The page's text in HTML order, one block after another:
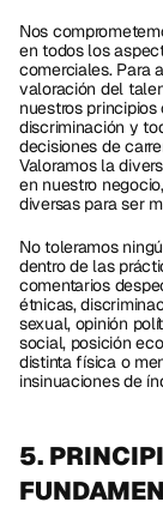
Nos
en todos los
comerciales. Para
valoración del
nuestros
discriminación y
decisiones de
Valoramos la
en nuestro
diversas para ser
No toleramos
dentro de las
comentarios
étnicas,
sexual, opinión
social, posición
distinta física o
insinuaciones de
5.